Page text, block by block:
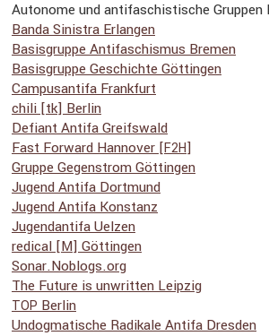
Autonome und antifa­schis­ti­sche Gruppen
Banda Sinistra Erlangen
Basis­gruppe Antifa­schismus Bremen
Basis­gruppe Geschichte Göttingen
Campu­s­an­tifa Frank­furt
chili [tk] Berlin
Defiant Antifa Greifs­wald
Fast Forward Hannover [F2H]
Gruppe Gegen­strom Göttingen
Jugend Antifa Dortmund
Jugend Antifa Konstanz
Jugend­an­tifa Uelzen
redical [M] Göttingen
Sonar​.Noblogs​.org
The Future is unwritten Leipzig
TOP Berlin
Undog­ma­ti­sche Radikale Antifa Dresden